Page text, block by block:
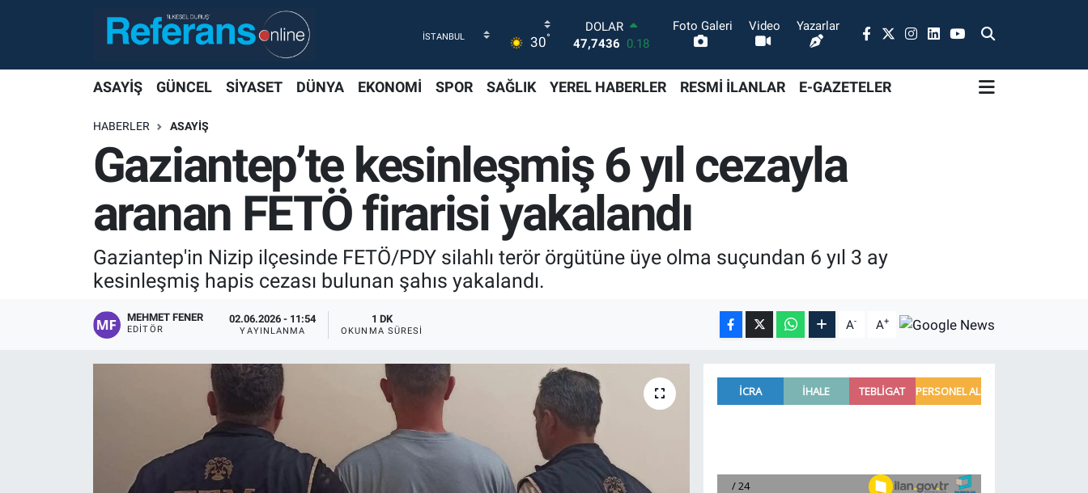
30°
DOLAR
47,7436 0.18
STERLİN
6660.55
BİST100
13.779 -14
BITCOIN
64.944,08
-0.18
Foto Galeri Video Yazarlar
ASAYİŞ GÜNCEL SİYASET DÜNYA EKONOMİ SPOR SAĞLIK YEREL HABERLER RESMİ İLANLAR E-GAZETELER
HABERLER ASAYİŞ
Gaziantep’te kesinleşmiş 6 yıl cezayla
aranan FETÖ firarisi yakalandı
Gaziantep'in Nizip ilçesinde FETÖ/PDY silahlı terör örgütüne üye olma suçundan 6 yıl 3 ay
kesinleşmiş hapis cezası bulunan şahıs yakalandı.
MEHMET FENER
EDITÖR
02.06.2026 - 11:54
YAYINLANMA
1 DK
OKUNMA SÜRESI A- A+